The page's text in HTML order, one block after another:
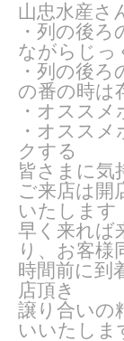
山忠水産さ
・列の後
ながらじっ
・列の後
の番の時は
・オスス
・オスス
クする
皆さまに気
ご来店は開
いたします
早く来れば
り、お客様
時間前に到
店頂き
譲り合いの
いいたしま